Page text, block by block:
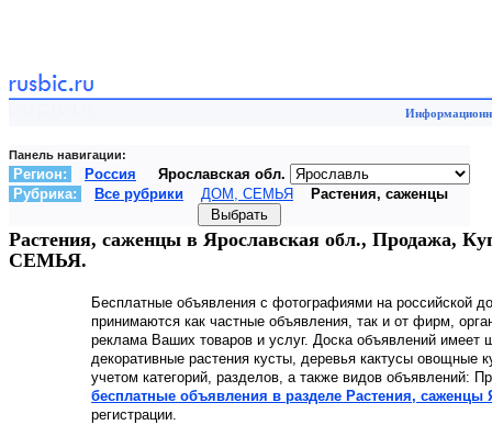
Панель навигации:
Регион: Россия
Ярославская обл.
Рубрика:
Все рубрики ДОМ, СЕМЬЯ Растения, саженцы
Растения, саженцы в Ярославская обл., Продажа,
СЕМЬЯ.
Бесплатные объявления с фотографиями на российской
принимаются как частные объявления, так и от фирм,
реклама Ваших товаров и услуг. Доска объявлений
декоративные растения кусты, деревья кактусы
учетом категорий, разделов, а также видов
бесплатные объявления в разделе Растения, саженцы
регистрации.